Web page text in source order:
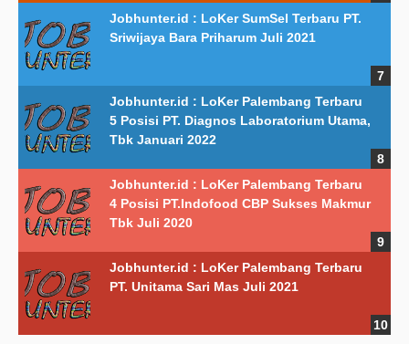
Jobhunter.id : LoKer SumSel Terbaru PT.
Sriwijaya Bara Priharum Juli 2021
Jobhunter.id : LoKer Palembang Terbaru
5 Posisi PT. Diagnos Laboratorium Utama,
Tbk Januari 2022
Jobhunter.id : LoKer Palembang Terbaru
4 Posisi PT.Indofood CBP Sukses Makmur
Tbk Juli 2020
Jobhunter.id : LoKer Palembang Terbaru
PT. Unitama Sari Mas Juli 2021